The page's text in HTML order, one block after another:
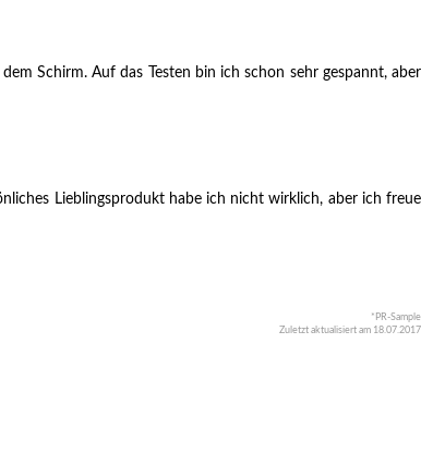
Schirm. Auf das Testen bin ich schon sehr gespannt, aber
Lieblingsprodukt habe ich nicht wirklich, aber ich freue
*PR-Sample
Zuletzt aktualisiert am 18.07.2017